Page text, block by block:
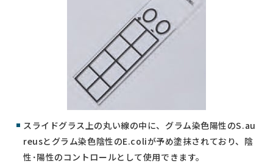
スライドグラス上の丸い線の中に、グラム染色陽性のS.au
reusとグラム染色陰性のE.coliが予め塗抹されており、陰
性･陽性のコントロールとして使用できます。